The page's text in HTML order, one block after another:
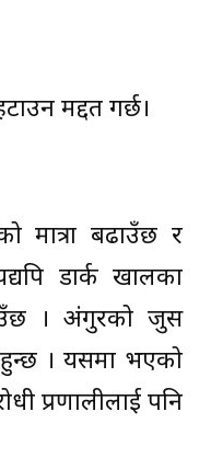
मद्दत गर्छ।
मात्रा बढाउँछ र
डार्क खालका
। अंगुरको जुस
हुन्छ । यसमा भएको
प्रणालीलाई पनि